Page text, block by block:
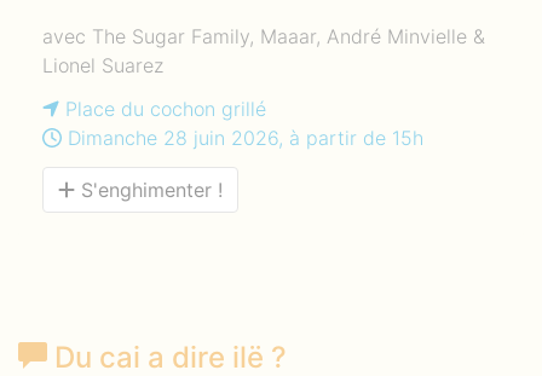
avec The Sugar Family, Maaar, André Minvielle &
Lionel Suarez
Place du cochon grillé
Dimanche 28 juin 2026, à partir de 15h
S'enghimenter !
Du cai a dire ilë ?